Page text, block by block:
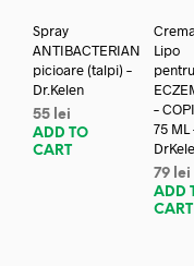
Spray
ANTIBACTERIAN
picioare (talpi) –
Dr.Kelen
55 lei
ADD TO
CART
Crema
Lipo
pentru
–
75 ML
79 lei
ADD
CART